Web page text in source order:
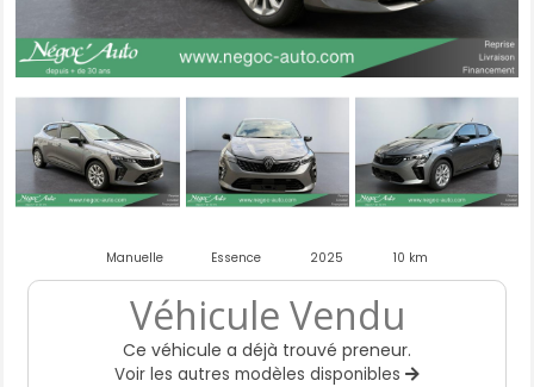
Manuelle Essence 2025 10 km
Véhicule Vendu
Ce véhicule a déjà trouvé preneur.
Voir les autres modèles disponibles